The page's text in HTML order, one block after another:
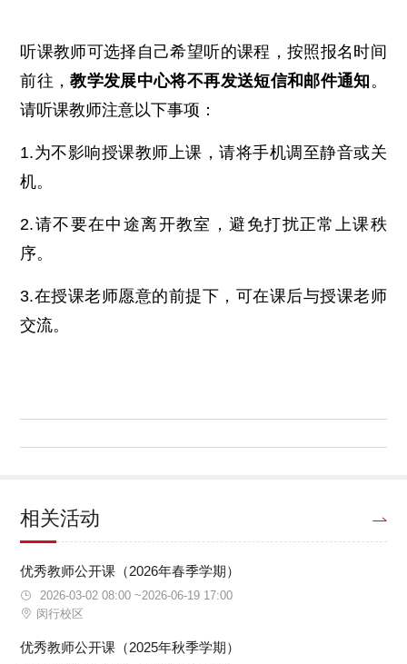
听课教师可选择自己希望听的课程，按照报名时间
前往，教学发展中心将不再发送短信和邮件通知。
请听课教师注意以下事项：
1.为不影响授课教师上课，请将手机调至静音或关
机。
2.请不要在中途离开教室，避免打扰正常上课秩
序。
3.在授课老师愿意的前提下，可在课后与授课老师
交流。
相关活动
优秀教师公开课（2026年春季学期）
2026-03-02 08:00 ~2026-06-19 17:00
闵行校区
优秀教师公开课（2025年秋季学期）